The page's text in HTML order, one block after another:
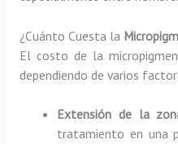
¿Cuánto Cuesta la
El costo de la
dependiendo de varios
Extensión de la
tratamiento en una